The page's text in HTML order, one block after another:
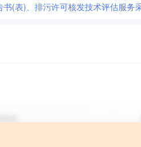
(表)、排污许可核发技术评估服务